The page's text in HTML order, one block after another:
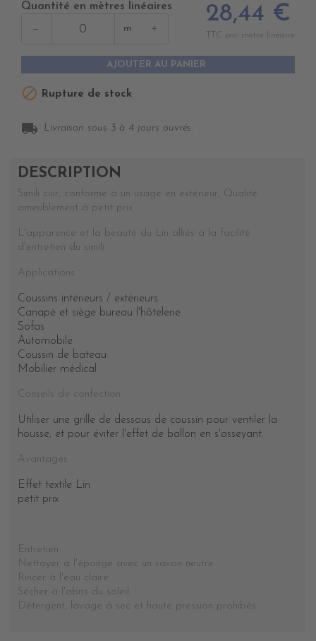
Quantité en mètres linéaires
− m +
28,44 €
TTC par mètre linéaire
AJOUTER AU PANIER
 Rupture de stock
local_shipping Livraison sous 3 à 4 jours ouvrés.
DESCRIPTION
Simili cuir, conforme à un usage en extérieur, Qualité
ameublement à petit prix
L'apparence et la beauté du Lin alliés à la facilité
d'entretien du simili
Applications
Coussins intérieurs / extérieurs
Canapé et siège bureau l'hôtelerie
Sofas
Automobile
Coussin de bateau
Mobilier médical
Conseils de confection
Utiliser une grille de dessous de coussin pour ventiler la
housse, et pour éviter l'effet de ballon en s'asseyant.
Avantages
Effet textile Lin
petit prix
Entretien
Nettoyer à l'éponge avec un savon neutre
Rincer à l'eau claire
Sécher à l'abris du soleil
Détergent, lavage à sec et haute pression prohibés